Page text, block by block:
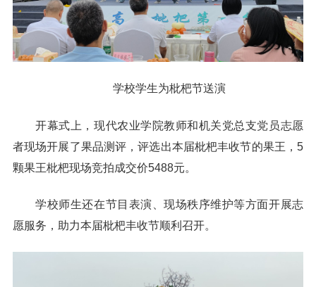
学校学生为枇杷节送演
开幕式上，现代农业学院教师和机关党总支党员志愿
者现场开展了果品测评，评选出本届枇杷丰收节的果王，5
颗果王枇杷现场竞拍成交价5488元。
学校师生还在节目表演、现场秩序维护等方面开展志
愿服务，助力本届枇杷丰收节顺利召开。